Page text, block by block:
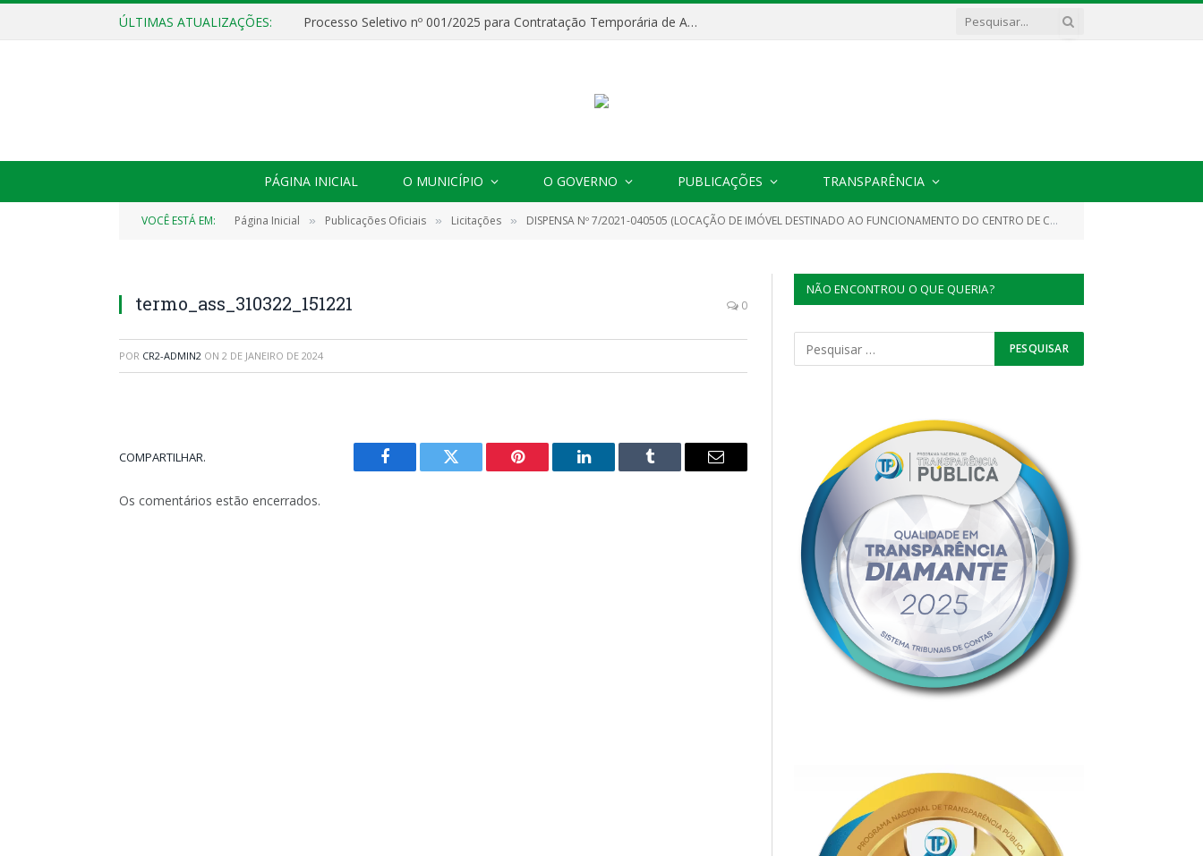
ÚLTIMAS ATUALIZAÇÕES: Processo Seletivo nº 001/2025 para Contratação Temporária de Agentes Comunitários de Saúde (ACS)
PÁGINA INICIAL O MUNICÍPIO O GOVERNO PUBLICAÇÕES TRANSPARÊNCIA
VOCÊ ESTÁ EM: Página Inicial » Publicações Oficiais » Licitações » DISPENSA Nº 7/2021-040505 (LOCAÇÃO DE IMÓVEL DESTINADO AO FUNCIONAMENTO DO CENTRO DE CONVIVÊNCIA (PETI))
termo_ass_310322_151221 0
POR CR2-ADMIN2 ON 2 DE JANEIRO DE 2024
COMPARTILHAR.
Facebook Twitter Pinterest LinkedIn Tumblr
E-
Os comentários estão encerrados.
NÃO ENCONTROU O QUE QUERIA?